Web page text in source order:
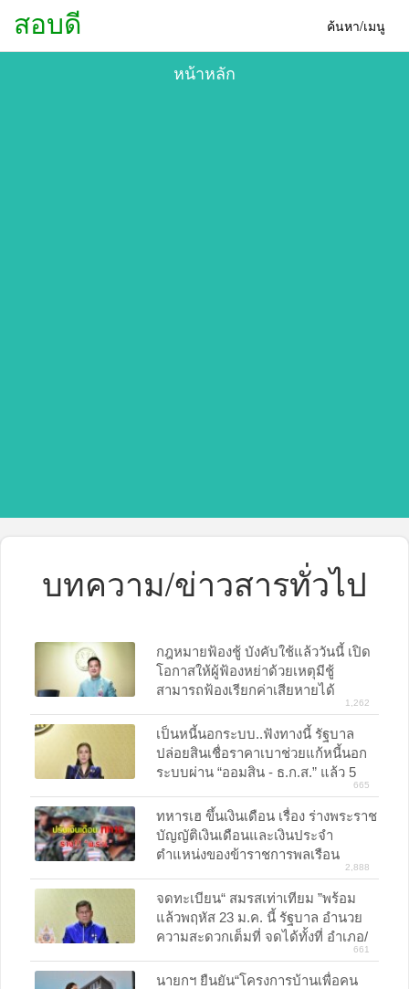
ค้นหา/เมนู
สอบดี
หน้าหลัก
บทความ/ข่าวสารทั่วไป
กฎหมายฟ้องชู้ บังคับใช้แล้ววันนี้ เปิด
โอกาสให้ผู้ฟ้องหย่าด้วยเหตุมีชู้
สามารถฟ้องเรียกค่าเสียหายได้
1,262
เป็นหนี้นอกระบบ..ฟังทางนี้ รัฐบาล
ปล่อยสินเชื่อราคาเบาช่วยแก้หนี้นอก
ระบบผ่าน “ออมสิน - ธ.ก.ส.” แล้ว 5
หมื่นราย ยอดอนุมัติรวมทั้งสิ้นกว่า 1.8
พันล้านบาท
665
ทหารเฮ ขึ้นเงินเดือน เรื่อง ร่างพระราช
บัญญัติเงินเดือนและเงินประจำ
ตำแหน่งของข้าราชการพลเรือน
2,888
จดทะเบียน“ สมรสเท่าเทียม ”พร้อม
แล้วพฤหัส 23 ม.ค. นี้ รัฐบาล อำนวย
ความสะดวกเต็มที่ จดได้ทั้งที่ อำเภอ/
เขต และสถานทูตไทยในต่างประเทศ
ทั่วโลก
661
นายกฯ ยืนยัน“โครงการบ้านเพื่อคน